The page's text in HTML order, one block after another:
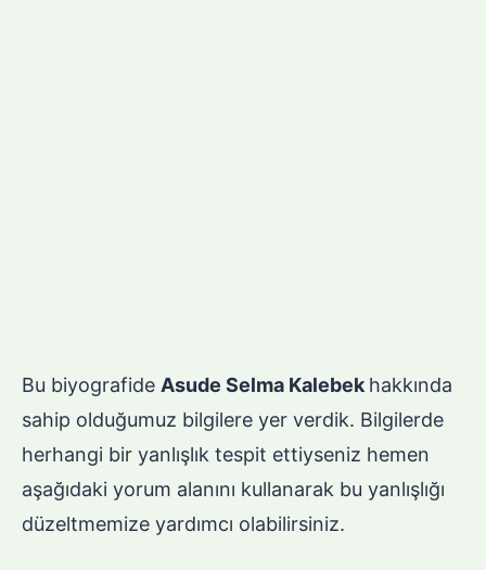
Bu biyografide Asude Selma Kalebekhakkında
sahip olduğumuz bilgilere yer verdik. Bilgilerde
herhangi bir yanlışlık tespit ettiyseniz hemen
aşağıdaki yorum alanını kullanarak bu yanlışlığı
düzeltmemize yardımcı olabilirsiniz.